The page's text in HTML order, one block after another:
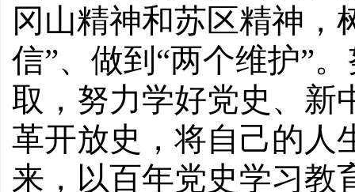
冈山精神和苏区精神，
信”、做到“两个维护”
取，努力学好党史、新
革开放史，将自己的人
来，以百年党史学习教